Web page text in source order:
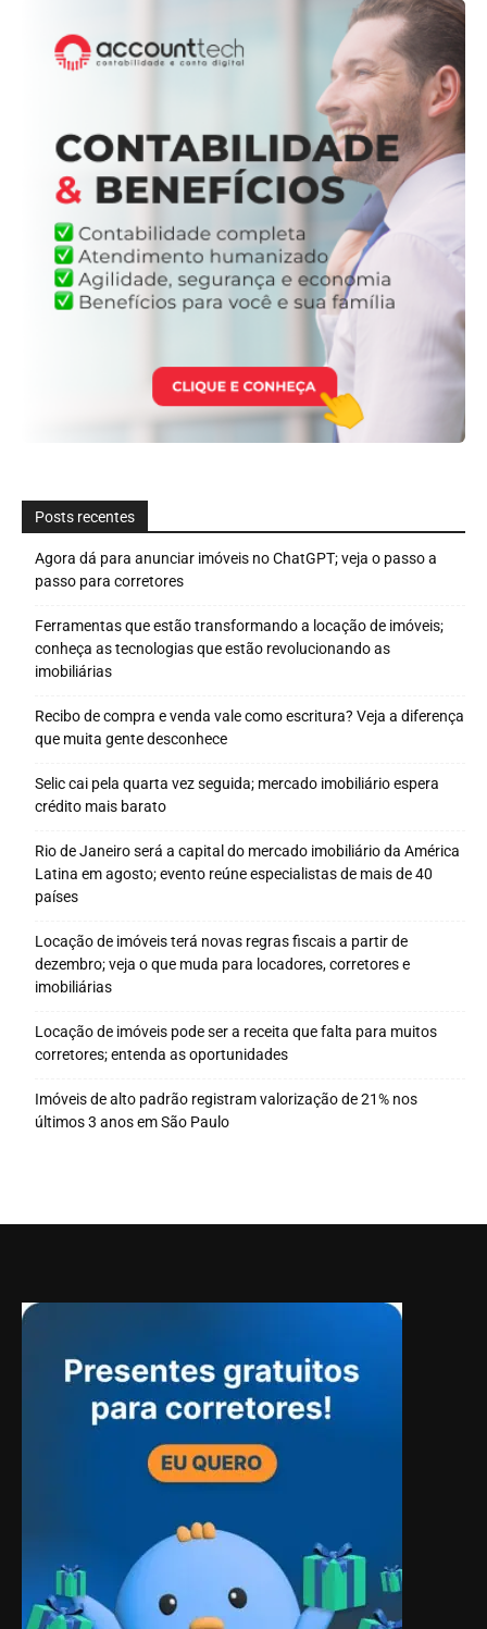
Posts recentes
Agora dá para anunciar imóveis no ChatGPT; veja o passo a
passo para corretores
Ferramentas que estão transformando a locação de imóveis;
conheça as tecnologias que estão revolucionando as
imobiliárias
Recibo de compra e venda vale como escritura? Veja a diferença
que muita gente desconhece
Selic cai pela quarta vez seguida; mercado imobiliário espera
crédito mais barato
Rio de Janeiro será a capital do mercado imobiliário da América
Latina em agosto; evento reúne especialistas de mais de 40
países
Locação de imóveis terá novas regras fiscais a partir de
dezembro; veja o que muda para locadores, corretores e
imobiliárias
Locação de imóveis pode ser a receita que falta para muitos
corretores; entenda as oportunidades
Imóveis de alto padrão registram valorização de 21% nos
últimos 3 anos em São Paulo